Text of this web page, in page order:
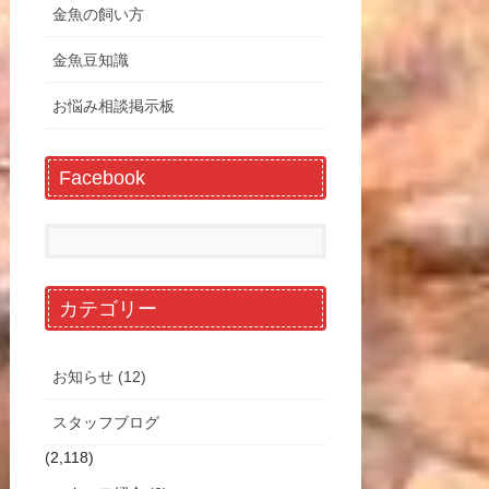
金魚の飼い方
金魚豆知識
お悩み相談掲示板
Facebook
カテゴリー
お知らせ (12)
スタッフブログ
(2,118)